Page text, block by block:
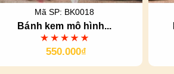
Mã SP: BK0018
Bánh kem mô hình...
550.000₫